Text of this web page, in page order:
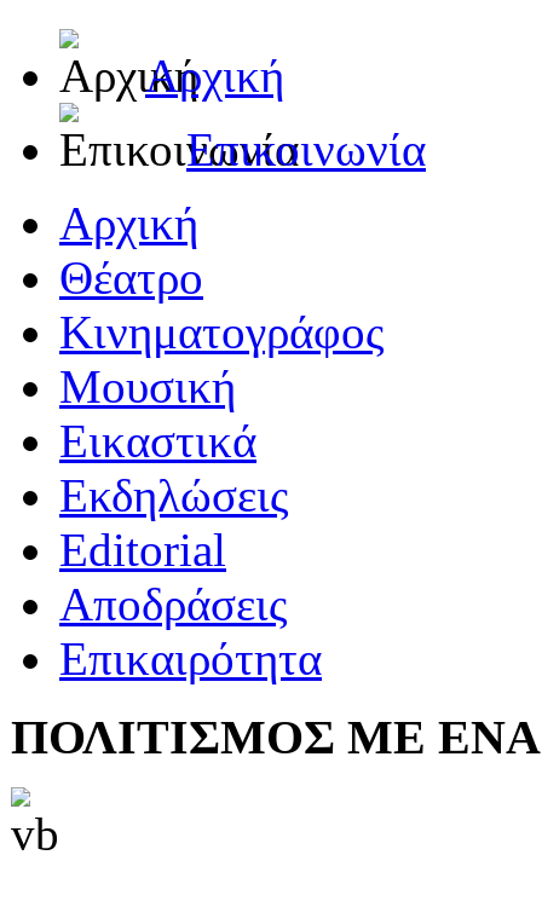
Αρχική
Επικοινωνία
Αρχική
Θέατρο
Κινηματογράφος
Μουσική
Εικαστικά
Εκδηλώσεις
Editorial
Αποδράσεις
Επικαιρότητα
ΠΟΛΙΤΙΣΜΟΣ ΜΕ